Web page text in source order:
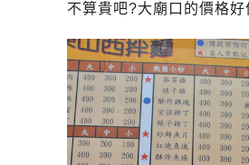
不算貴吧?大廟口的價格好